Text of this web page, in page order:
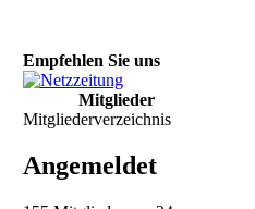
Empfehlen Sie uns
Mitglieder
Mitgliederverzeichnis
Angemeldet